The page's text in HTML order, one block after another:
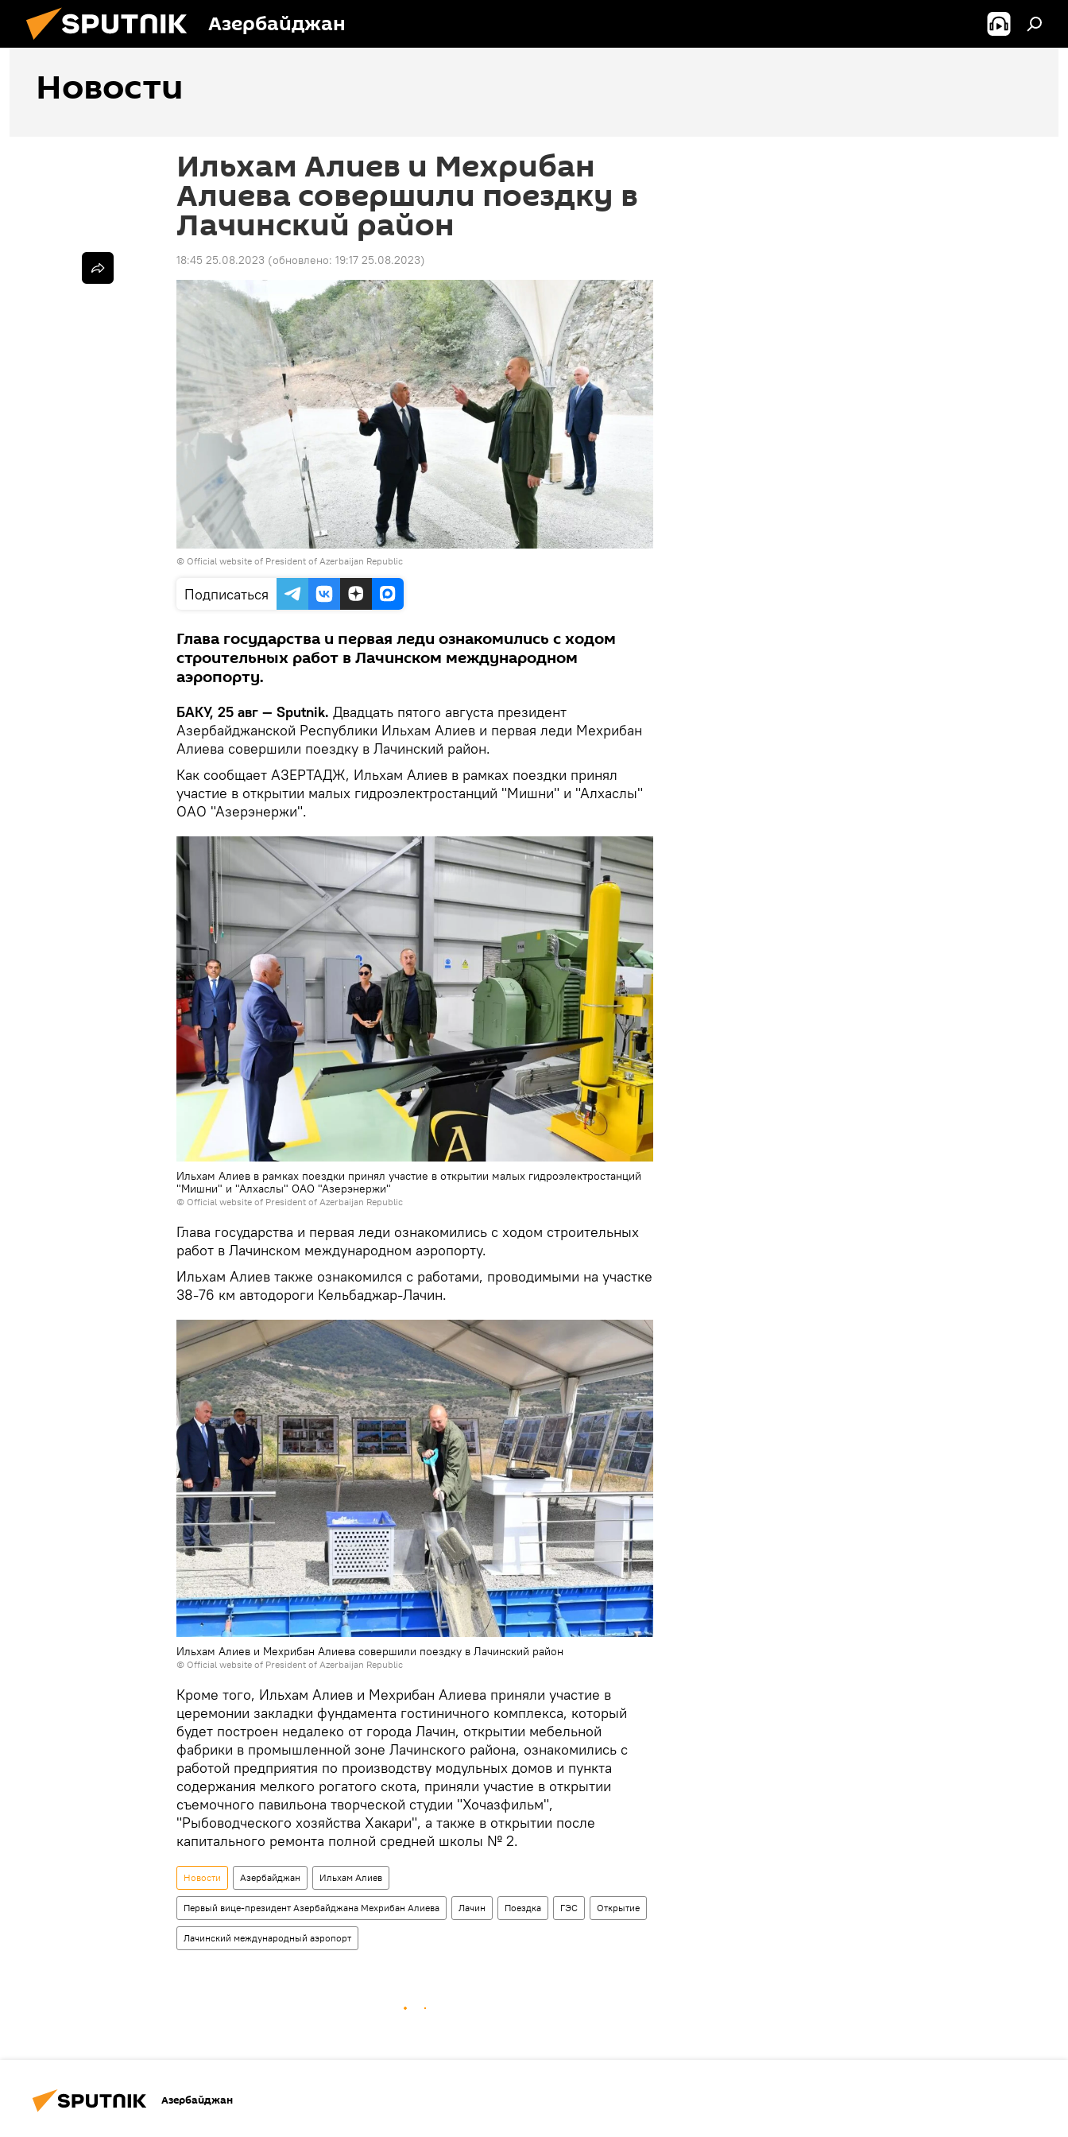
Азербайджан
Новости
Ильхам Алиев и Мехрибан
Алиева совершили поездку в
Лачинский район
18:45 25.08.2023 (обновлено: 19:17 25.08.2023)
© Official website of President of Azerbaijan Republic
Подписаться
Глава государства и первая леди ознакомились с ходом
строительных работ в Лачинском международном
аэропорту.
БАКУ, 25 авг — Sputnik. Двадцать пятого августа президент
Азербайджанской Республики Ильхам Алиев и первая леди Мехрибан
Алиева совершили поездку в Лачинский район.
Как сообщает АЗЕРТАДЖ, Ильхам Алиев в рамках поездки принял
участие в открытии малых гидроэлектростанций "Мишни" и "Алхаслы"
ОАО "Азерэнержи".
Ильхам Алиев в рамках поездки принял участие в открытии малых гидроэлектростанций
"Мишни" и "Алхаслы" ОАО "Азерэнержи"
© Official website of President of Azerbaijan Republic
Глава государства и первая леди ознакомились с ходом строительных
работ в Лачинском международном аэропорту.
Ильхам Алиев также ознакомился с работами, проводимыми на участке
38-76 км автодороги Кельбаджар-Лачин.
Ильхам Алиев и Мехрибан Алиева совершили поездку в Лачинский район
© Official website of President of Azerbaijan Republic
Кроме того, Ильхам Алиев и Мехрибан Алиева приняли участие в
церемонии закладки фундамента гостиничного комплекса, который
будет построен недалеко от города Лачин, открытии мебельной
фабрики в промышленной зоне Лачинского района, ознакомились с
работой предприятия по производству модульных домов и пункта
содержания мелкого рогатого скота, приняли участие в открытии
съемочного павильона творческой студии "Хочазфильм",
"Рыбоводческого хозяйства Хакари", а также в открытии после
капитального ремонта полной средней школы № 2.
Новости Азербайджан Ильхам Алиев
Первый вице-президент Азербайджана Мехрибан Алиева Лачин Поездка ГЭС Открытие
Лачинский международный аэропорт
Азербайджан